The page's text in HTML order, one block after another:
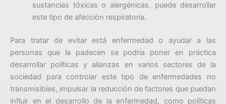
sustancias tóxicas o alergénicas, puede desarrollar
este tipo de afección respiratoria.
Para tratar de evitar está enfermedad o ayudar a las
personas que la padecen se podría poner en práctica
desarrollar políticas y alianzas en varios sectores de la
sociedad para controlar este tipo de enfermedades no
transmisibles, impulsar la reducción de factores que puedan
influir en el desarrollo de la enfermedad, como políticas